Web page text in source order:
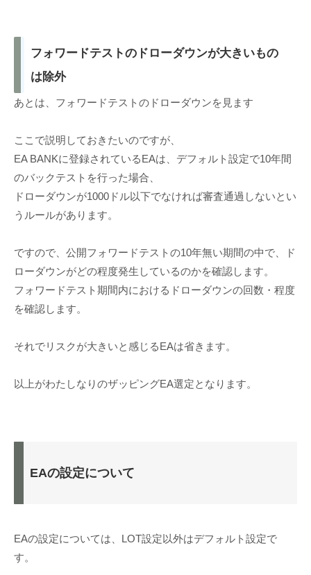
フォワードテストのドローダウンが大きいもの
は除外
あとは、フォワードテストのドローダウンを見ます
ここで説明しておきたいのですが、
EA BANKに登録されているEAは、デフォルト設定で10年間
のバックテストを行った場合、
ドローダウンが1000ドル以下でなければ審査通過しないとい
うルールがあります。
ですので、公開フォワードテストの10年無い期間の中で、ド
ローダウンがどの程度発生しているのかを確認します。
フォワードテスト期間内におけるドローダウンの回数・程度
を確認します。
それでリスクが大きいと感じるEAは省きます。
以上がわたしなりのザッピングEA選定となります。
EAの設定について
EAの設定については、LOT設定以外はデフォルト設定で
す。